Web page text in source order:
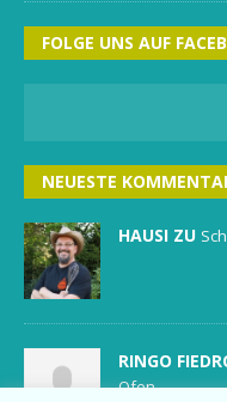
FOLGE UNS AUF
NEUESTE
HAUSI ZU
RINGO
Ofen